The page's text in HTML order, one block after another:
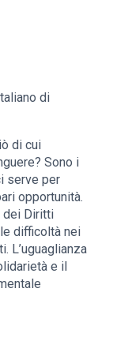
di
di cui
Sono i
serve per
opportunità.
dei Diritti
difficoltà nei
L’uguaglianza
e il